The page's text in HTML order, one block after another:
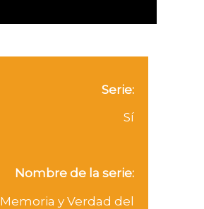
Serie:
Sí
Nombre de la serie:
Memoria y Verdad del